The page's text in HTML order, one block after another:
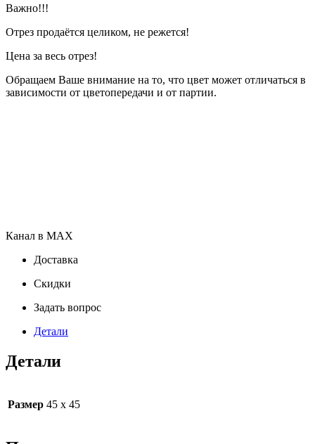
Важно!!!
Отрез продаётся целиком, не режется!
Цена за весь отрез!
Обращаем Ваше внимание на то, что цвет может отличаться в
зависимости от цветопередачи и от партии.
Канал в MAX
Доставка
Скидки
Задать вопрос
Детали
Детали
Размер 45 х 45